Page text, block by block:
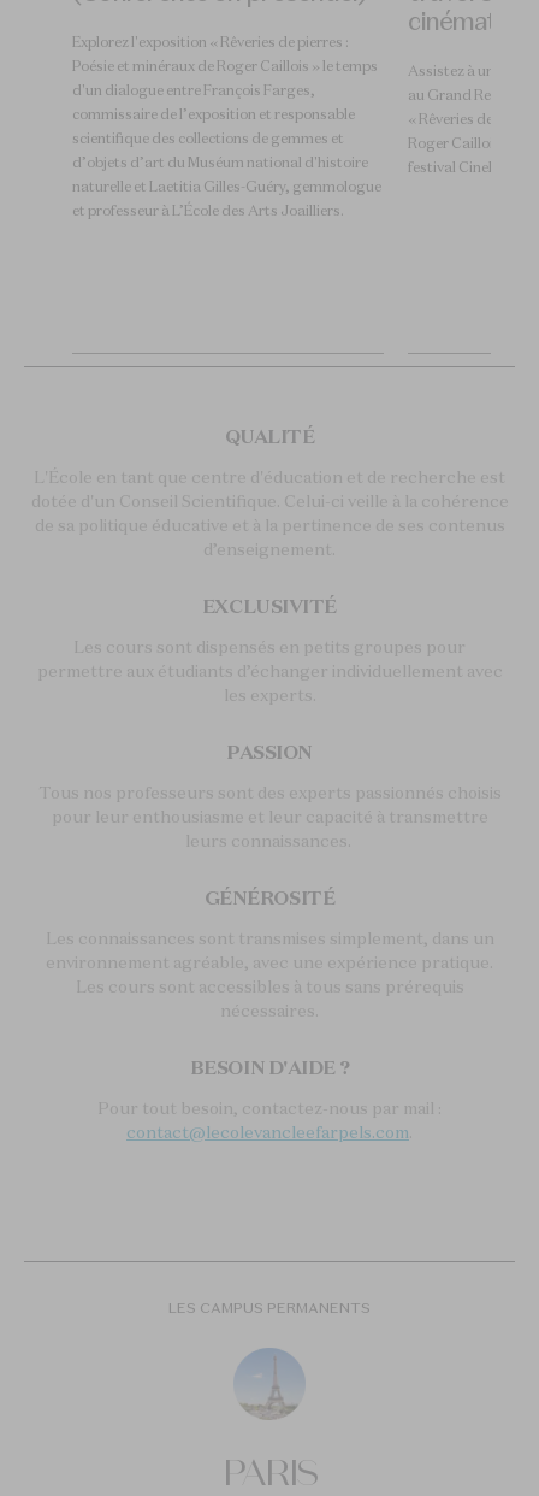
Explorez l'exposition « Rêveries de pierres :
Poésie et minéraux de Roger Caillois » le temps
d'un dialogue entre François Farges,
commissaire de l’exposition et responsable
scientifique des collections de gemmes et
d’objets d’art du Muséum national d'histoire
naturelle et Laetitia Gilles-Guéry, gemmologue
et professeur à L’École des Arts Joailliers.
Assistez à une
au Grand Rex
« Rêveries de
Roger Caillois »,
festival CineMarfa.
QUALITÉ
L'École en tant que centre d'éducation et de recherche est
dotée d'un Conseil Scientifique. Celui-ci veille à la cohérence
de sa politique éducative et à la pertinence de ses contenus
d’enseignement.
EXCLUSIVITÉ
Les cours sont dispensés en petits groupes pour
permettre aux étudiants d’échanger individuellement avec
les experts.
PASSION
Tous nos professeurs sont des experts passionnés choisis
pour leur enthousiasme et leur capacité à transmettre
leurs connaissances.
GÉNÉROSITÉ
Les connaissances sont transmises simplement, dans un
environnement agréable, avec une expérience pratique.
Les cours sont accessibles à tous sans prérequis
nécessaires.
BESOIN D'AIDE ?
Pour tout besoin, contactez-nous par mail :
contact@lecolevancleefarpels.com
LES CAMPUS PERMANENTS
PARIS